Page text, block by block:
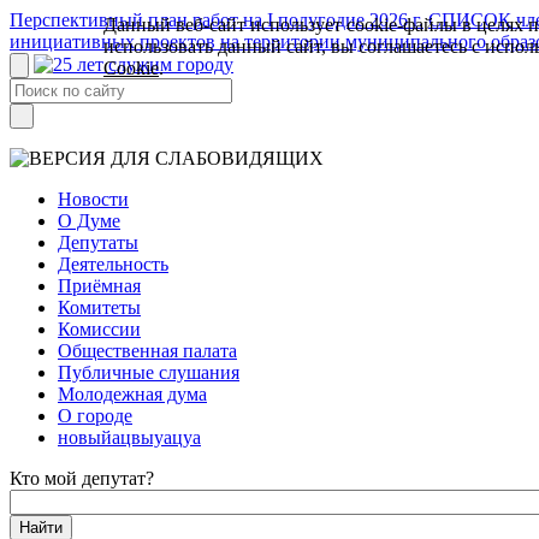
Перспективный план работ на I полугодие 2026 г. СПИСОК
инициативных проектов на территории муниципального
Новости
О Думе
Депутаты
Деятельность
Приёмная
Комитеты
Комиссии
Общественная палата
Публичные слушания
Молодежная дума
О городе
новыйацвыуацуа
Кто мой депутат?
Данный веб-сайт использует cookie-файлы в целях
использовать данный сайт, вы соглашаетесь с
Cookie.